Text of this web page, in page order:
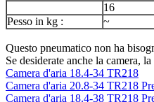
16
Pesso in kg :
~
Questo pneumatico non ha
Se desiderate anche la camera,
Camera d'aria 18.4-34 TR218
Camera d'aria 20.8-34 TR218
Camera d'aria 18.4-38 TR218